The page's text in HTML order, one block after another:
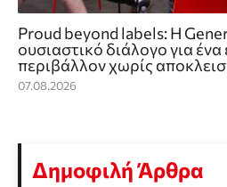
Proud beyond labels: Η
ουσιαστικό διάλογο για
περιβάλλον χωρίς
07.08.2026
Δημοφιλή Άρθρα